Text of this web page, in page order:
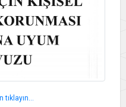
tıklayın...